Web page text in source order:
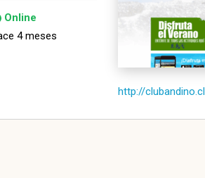
Online
4 meses
http://clubandino.cl